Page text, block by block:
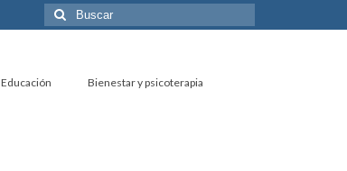
Buscar
por:
Educación Bienestar y psicoterapia